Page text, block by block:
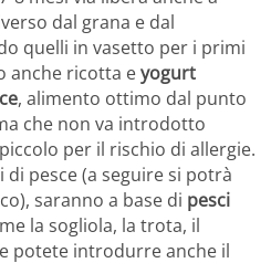
dal grana e dal
quelli in vasetto per i primi
anche ricotta eyogurt
, alimento ottimo dal punto
che non va introdotto
per il rischio di allergie.
pesce (a seguire si potrà
saranno a base di pesci
la sogliola, la trota, il
potete introdurre anche il